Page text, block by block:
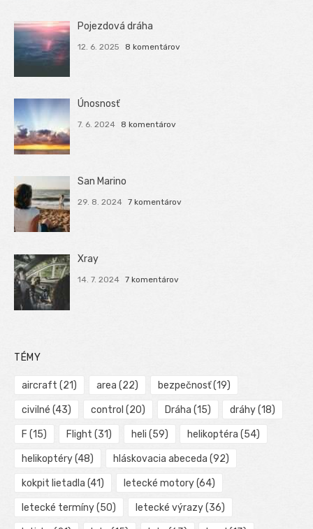
Pojezdová dráha
12. 6. 2025 8 komentárov
Únosnosť
7. 6. 2024 8 komentárov
San Marino
29. 8. 2024 7 komentárov
Xray
14. 7. 2024 7 komentárov
TÉMY
aircraft (21) area (22) bezpečnosť(19)
civilné (43) control (20) Dráha (15) dráhy(18)
F (15) Flight (31) heli (59) helikoptéra (54)
helikoptéry(48) hláskovacia abeceda (92)
kokpit lietadla (41) letecké motory(64)
letecké termíny(50) letecké výrazy(36)